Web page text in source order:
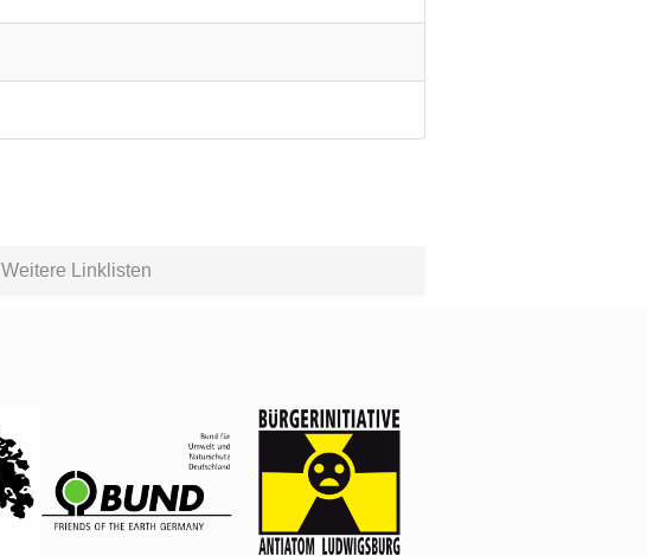
Weitere Linklisten